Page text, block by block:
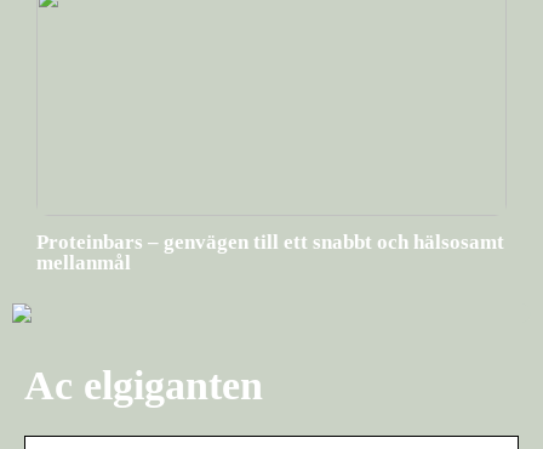
Proteinbars – genvägen till ett snabbt och hälsosamt
mellanmål
Ac elgiganten